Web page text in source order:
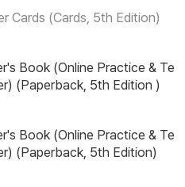
Cards (Cards, 5th Edition)
Book (Online Practice & Te
(Paperback, 5th Edition )
Book (Online Practice & Te
(Paperback, 5th Edition)